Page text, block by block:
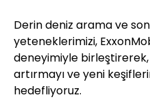
Derin deniz arama ve
yeteneklerimizi,
deneyimiyle
artırmayı ve yeni
hedefliyoruz.